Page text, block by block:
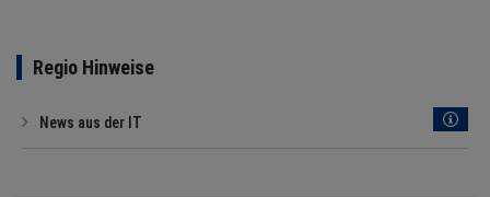
Regio Hinweise
News aus der IT